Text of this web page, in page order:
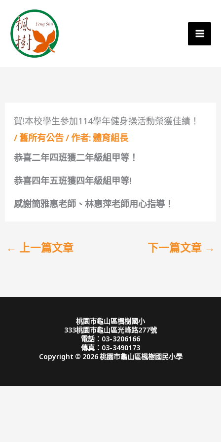
賀!本校學生參加114學年健身操活動榮獲佳績！
/舊所有公告/ 作者: 體育組長
恭喜二年四班獲二年級組甲等！
恭喜四年五班獲四年級組甲等!
感謝簡雅惠老師、林惠萍老師用心指導！
← 上一篇文章 下一篇文章 →
桃園市龜山區楓樹國小
333桃園市龜山區光峰路277號
電話：03-3206166
傳真：03-3490173
Copyright © 2026 桃園市龜山區楓樹國民小學